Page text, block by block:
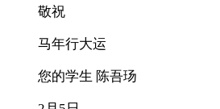
敬祝
马年行大运
您的学生 陈吾玚